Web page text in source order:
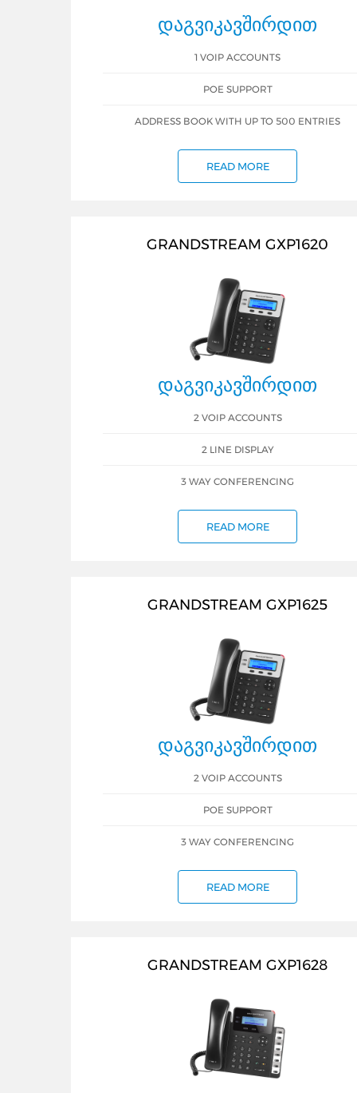
ᲓᲐᲒᲕᲘᲙᲐᲕᲨᲘᲠᲓᲘᲗ
1 VOIP ACCOUNTS
POE SUPPORT
ADDRESS BOOK WITH UP TO 500 ENTRIES
READ MORE
GRANDSTREAM GXP1620
ᲓᲐᲒᲕᲘᲙᲐᲕᲨᲘᲠᲓᲘᲗ
2 VOIP ACCOUNTS
2 LINE DISPLAY
3 WAY CONFERENCING
READ MORE
GRANDSTREAM GXP1625
ᲓᲐᲒᲕᲘᲙᲐᲕᲨᲘᲠᲓᲘᲗ
2 VOIP ACCOUNTS
POE SUPPORT
3 WAY CONFERENCING
READ MORE
GRANDSTREAM GXP1628